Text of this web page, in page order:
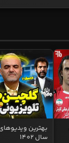
بهترین
سال 1402